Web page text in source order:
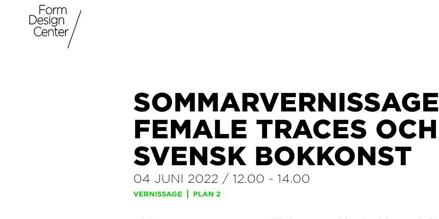
FEMALE TRACES OCH
SVENSK BOKKONST
04 JUNI 2022 / 12.00 - 14.00
VERNISSAGE PLAN 2